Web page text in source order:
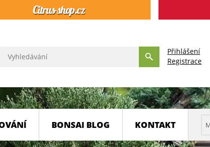
Přihlášení
Registrace
BONSAI BLOG KONTAKT